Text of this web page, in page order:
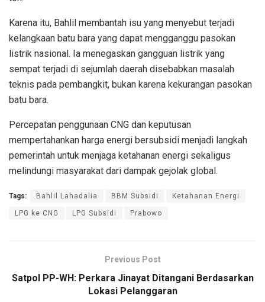
Karena itu, Bahlil membantah isu yang menyebut terjadi
kelangkaan batu bara yang dapat mengganggu pasokan
listrik nasional. Ia menegaskan gangguan listrik yang
sempat terjadi di sejumlah daerah disebabkan masalah
teknis pada pembangkit, bukan karena kekurangan pasokan
batu bara.
Percepatan penggunaan CNG dan keputusan
mempertahankan harga energi bersubsidi menjadi langkah
pemerintah untuk menjaga ketahanan energi sekaligus
melindungi masyarakat dari dampak gejolak global.
Tags: Bahlil Lahadalia BBM Subsidi Ketahanan Energi
LPG ke CNG LPG Subsidi Prabowo
Previous Post
Satpol PP-WH: Perkara Jinayat Ditangani Berdasarkan
Lokasi Pelanggaran